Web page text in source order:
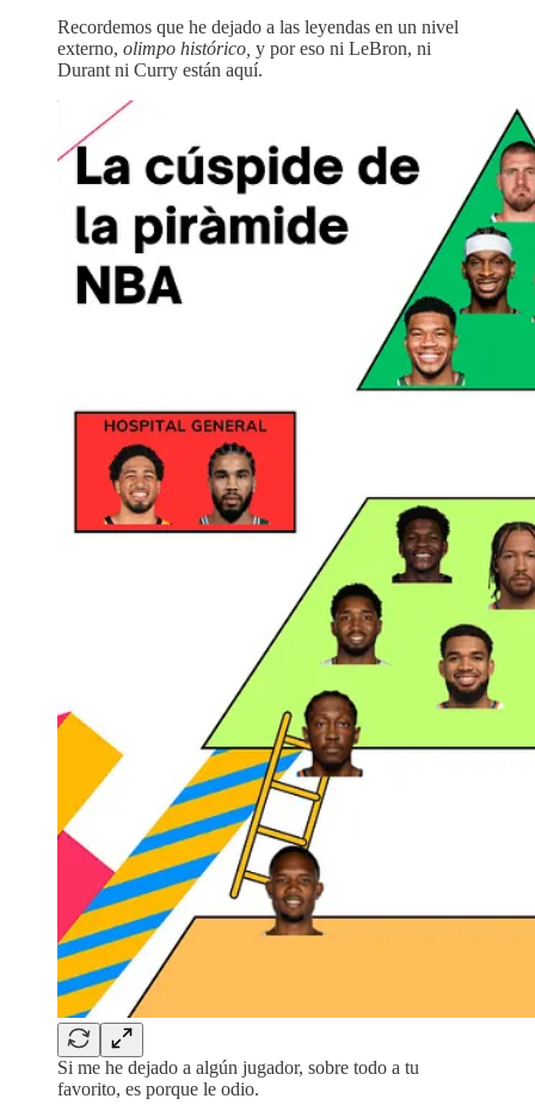
Recordemos que he dejado a las leyendas en un nivel
externo, olimpo histórico, y por eso ni LeBron, ni
Durant ni Curry están aquí.
Si me he dejado a algún jugador, sobre todo a tu
favorito, es porque le odio.